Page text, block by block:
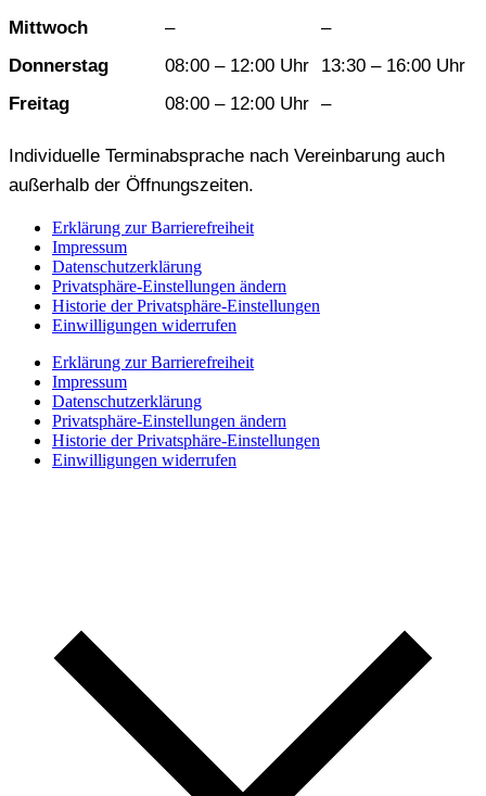
Mittwoch –
–
Donnerstag
08:00 – 12:00 Uhr
13:30 – 16:00 Uhr
Freitag
08:00 – 12:00 Uhr –
Individuelle Terminabsprache nach Vereinbarung auch
außerhalb der Öffnungszeiten.
Erklärung zur Barrierefreiheit
Impressum
Datenschutzerklärung
Privatsphäre-Einstellungen ändern
Historie der Privatsphäre-Einstellungen
Einwilligungen widerrufen
Erklärung zur Barrierefreiheit
Impressum
Datenschutzerklärung
Privatsphäre-Einstellungen ändern
Historie der Privatsphäre-Einstellungen
Einwilligungen widerrufen